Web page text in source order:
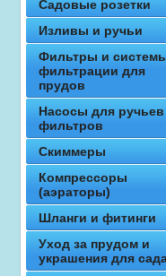
Садовые розетки
Изливы и ручьи
Фильтры и
фильтрации для
прудов
Насосы для ручьев
фильтров
Скиммеры
Компрессоры
(аэраторы)
Шланги и фитинги
Уход за прудом и
украшения для